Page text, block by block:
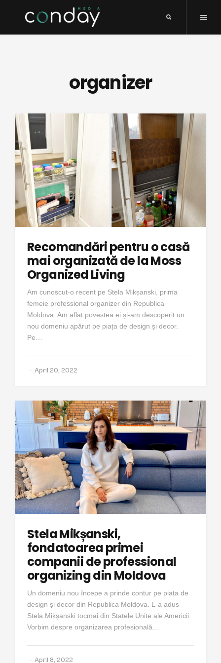
organizer
Recomandări pentru o casă
mai organizată de la Moss
Organized Living
Am cunoscut-o recent pe Stela Mikșanski, prima
femeie professional organizer din Republica
Moldova. Am aflat povestea ei și-am descoperit un
nou domeniu apărut pe piața de design și decor.
Pe…
April 20, 2022
Stela Mikșanski,
fondatoarea primei
companii de professional
organizing din Moldova
Un domeniu nou începe a prinde contur pe piața de
design și decor din Republica Moldova. L-a adus
Stela Mikșanski tocmai din Statele Unite ale Americii.
Vorbim despre organizarea profesională…
April 8, 2022